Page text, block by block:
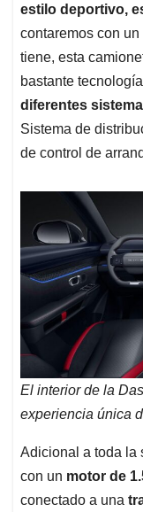
estilo deportivo,
contaremos con un
tiene, esta
bastante
diferentes
Sistema de
de control de
El interior de la
experiencia única
Adicional a toda la
con un motor de
conectado a una